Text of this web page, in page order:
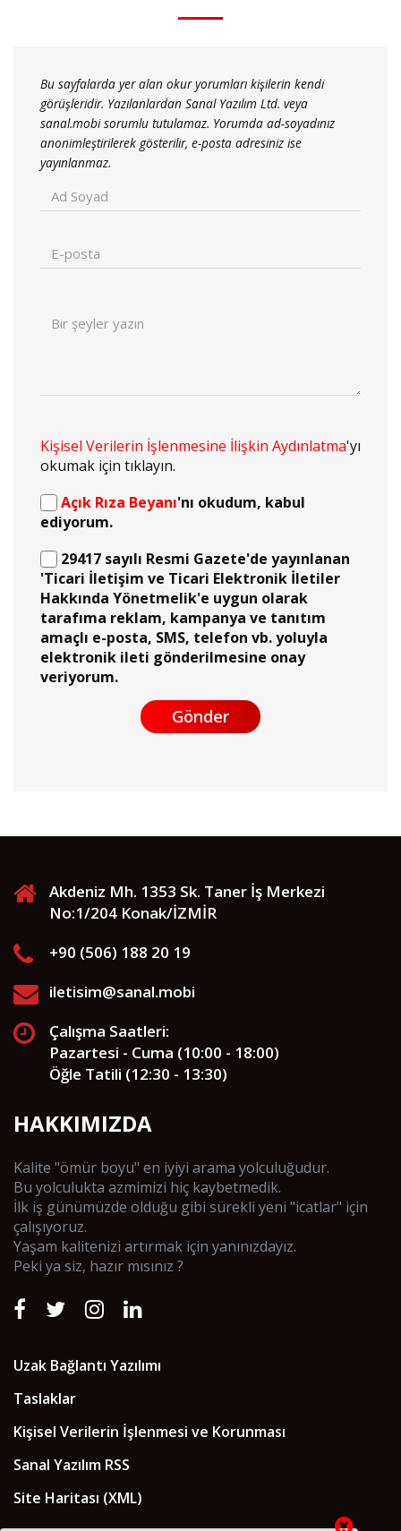
Bu sayfalarda yer alan okur yorumları kişilerin kendi
görüşleridir. Yazılanlardan Sanal Yazılım Ltd. veya
sanal.mobi sorumlu tutulamaz. Yorumda ad-soyadınız
anonimleştirilerek gösterilir, e-posta adresiniz ise
yayınlanmaz.
Kişisel Verilerin İşlenmesine İlişkin Aydınlatma'yı
okumak için tıklayın.
Açık Rıza Beyanı'nı okudum, kabul
ediyorum.
29417 sayılı Resmi Gazete'de yayınlanan
'Ticari İletişim ve Ticari Elektronik İletiler
Hakkında Yönetmelik'e uygun olarak
tarafıma reklam, kampanya ve tanıtım
amaçlı e-posta, SMS, telefon vb. yoluyla
elektronik ileti gönderilmesine onay
veriyorum.
Gönder
Akdeniz Mh. 1353 Sk. Taner İş Merkezi
No:1/204 Konak/İZMİR
+90 (506) 188 20 19
iletisim@sanal.mobi
Çalışma Saatleri:
Pazartesi - Cuma (10:00 - 18:00)
Öğle Tatili (12:30 - 13:30)
HAKKIMIZDA
Kalite "ömür boyu" en iyiyi arama yolculuğudur.
Bu yolculukta azmimizi hiç kaybetmedik.
İlk iş günümüzde olduğu gibi sürekli yeni "icatlar" için
çalışıyoruz.
Yaşam kalitenizi artırmak için yanınızdayız.
Peki ya siz, hazır mısınız ?
Uzak Bağlantı Yazılımı
Taslaklar
Kişisel Verilerin İşlenmesi ve Korunması
Sanal Yazılım RSS
Site Haritası (XML)